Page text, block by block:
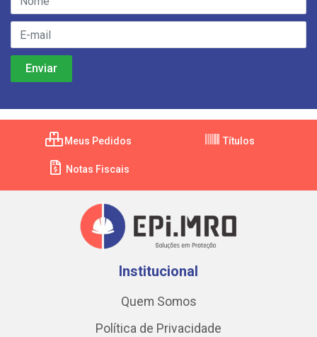
Meus Pedidos Títulos
Notas Fiscais
Institucional
Quem Somos
Política de Privacidade